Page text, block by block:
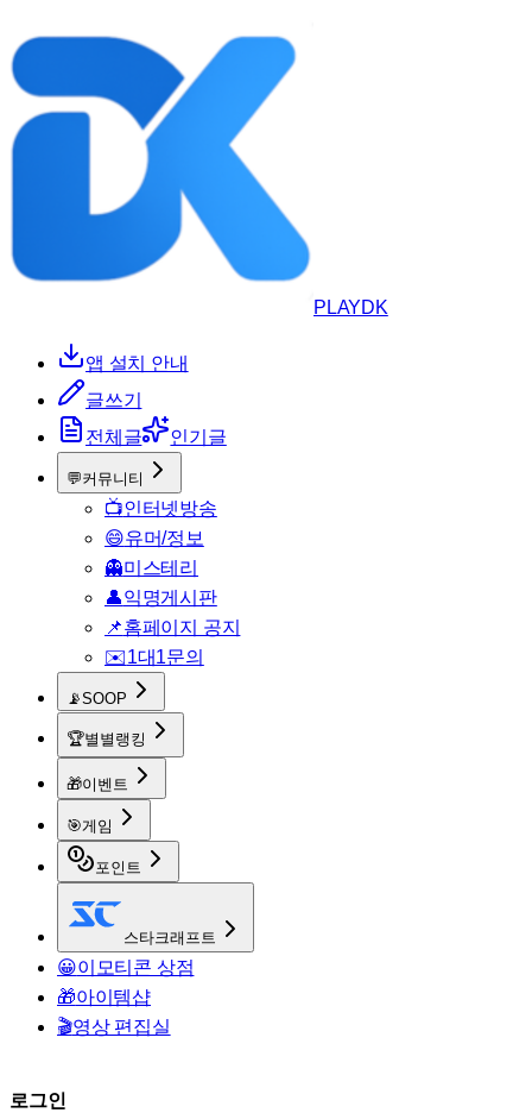
PLAYDK
앱 설치 안내
글쓰기
전체글
인기글
💬커뮤니티
📺인터넷방송
😄유머/정보
👻미스테리
👤익명게시판
📌홈페이지 공지
✉️1대1문의
📡SOOP
🏆별별랭킹
🎁이벤트
🎯게임
포인트
스타크래프트
😀이모티콘 상점
🎁아이템샵
🎬영상 편집실
로그인